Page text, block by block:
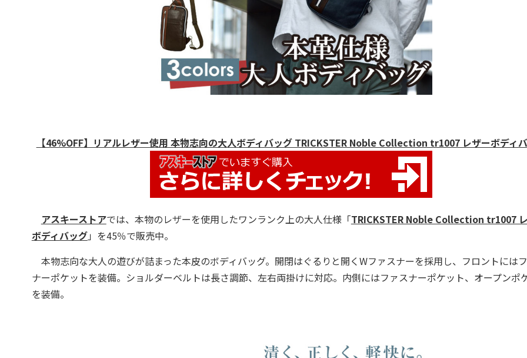
【46%OFF】リアルレザー使用 本物志向の大人ボディバッグ TRICKSTER Noble Collection tr1007 レザーボディ
アスキーストアでは、本物のレザーを使用したワンランク上の大人仕様「TRICKSTER Noble Collection tr1007
ボディバッグ」を45％で販売中。
本物志向な大人の遊びが詰まった本皮のボディバッグ。開閉はぐるりと開くWファスナーを採用し、フロントには
ナーポケットを装備。ショルダーベルトは長さ調節、左右両掛けに対応。内側にはファスナーポケット、オープンポ
を装備。